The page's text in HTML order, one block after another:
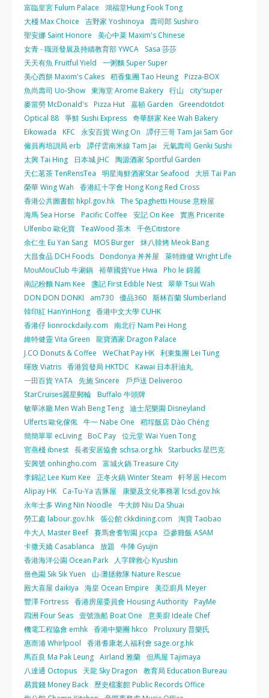
富臨皇宮 Fulum Palace
鴻福堂Hung Fook Tong
大棧 Max Choice
吉野家 Yoshinoya
壽司郎 Sushiro
聖安娜 Saint Honore
美心中菜 Maxim's Chinese
女青 - 職涯發展及持續教育部 YWCA
Sasa 莎莎
天天有魚 Fruitful Yield
一粥麵 Super Super
美心西餅 Maxim's Cakes 稻香集團 Tao Heung Pizza-BOX
魚尚壽司 Uo-Show 東海堂 Arome Bakery 行山
city'super
麥當勞 McDonald's Pizza Hut 嘉頓 Garden
Greendotdot
Optical 88 爭鮮 Sushi Express 奇華餅家 Kee Wah Bakery
Eikowada
KFC 永安百貨 Wing On
譚仔三哥 Tam Jai Sam Gor
僱員再培訓局 erb
譚仔雲南米線 Tam Jai
元氣壽司 Genki Sushi
太興 Tai Hing
日本城 JHC
陶源酒家 Sportful Garden
天仁茗茶 TenRensTea
明星海鮮酒家Star Seafood
大班 Tai Pan
榮華 Wing Wah
香港紅十字會 Hong Kong Red Cross
香港公共圖書館 hkpl.gov.hk The Spaghetti House 意粉屋
海馬 Sea Horse
Pacific Coffee 安記 On Kee
實惠 Pricerite
Ulfenbo 歐化寶 TeaWood 茶木 千色Citistore
余仁生 Eu Yan Sang MOS Burger 炑八韓烤 Meok Bang
大昌食品 DCH Foods Dondonya 丼丼屋
萊特維健 Wright Life
MouMouClub 牛涮鍋 裕華國貨Yue Hwa
Pho le 錦麗
南記粉麵 Nam Kee
盞記 First Edible Nest 翠華 Tsui Wah
DON DON DONKI
am730 優品360 斯林百蘭 Slumberland
韓印紅 HanYinHong 香港中文大學 CUHK
香港仔 lionrockdaily.com
南北行 Nam Pei Hong
維特健靈 Vita Green
龍寶酒家 Dragon Palace
J.CO Donuts & Coffee
WeChat Pay HK 利東集團 Lei Tung
暉致 Viatris 香港貿發局 HKTDC
Kawai 日本肝油丸
一田百貨 YATA 先施 Sincere
戶戶送 Deliveroo
StarCruises麗星郵輪 Buffalo 牛頭牌
敏華冰廳 Men Wah Beng Teng 迪士尼樂園 Disneyland
Ulferts 歐化傢俬 牛一 Nabe One
稻埕飯店 Dào Chéng
簡簡單單 ecLiving BoC Pay 位元堂 Wai Yuen Tong
官燕棧 ibnest 長者安居協會 schsa.org.hk
Starbucks 星巴克
安興號 onhingho.com
富城火鍋 Treasure City
李錦記 Lee Kum Kee
正冬火鍋 Winter Steam
軒琴居 Hecom
Alipay HK
Ca-Tu-Ya 吉豚屋
康樂及文化事務署 lcsd.gov.hk
永年士多 Wing Nin Noodle
牛大帥 Niu Da Shuai
勞工處 labour.gov.hk 張公館 ckkdining.com
淘寶 Taobao
牛大人 Master Beef 賽馬會耆智園 jccpa
亞參雞飯 ASAM
卡撒天嬌 Casablanca
放題
牛陣 Gyujin
香港海洋公園 Ocean Park
人字牌救心 Kyushin
嗇色園 Sik Sik Yuen
山‧灘拯救隊 Nature Rescue
殿大喜屋 daikiya
海皇 Ocean Empire
美亞廚具 Meyer
豐澤 Fortress 香港房屋委員會 Housing Authority PayMe
四洲 Four Seas 壹號漁船 Boat One
意美廚 Ideale Chef
機電工程協會 emhk 香港中樂團 hkco
Proluxury 普樂氏
惠而浦 Whirlpool
香港耆康老人福利會 sage.org.hk
馬百良 Ma Pak Leung Airland 雅蘭 但馬屋 Tajimaya
八達通 Octopus
天龍 Sky Dragon
教育局 Education Bureau
易賞錢 Money Back
歷史檔案館 Public Records Office